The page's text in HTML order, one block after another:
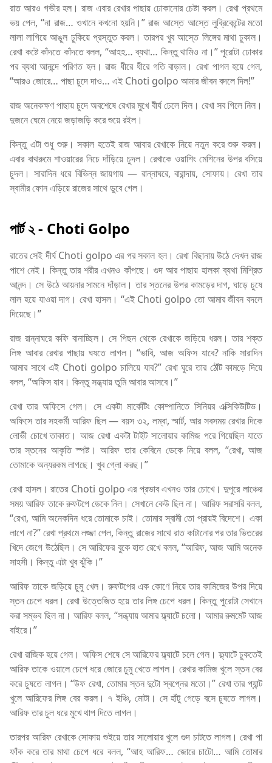
রাত আরও গভীর হল। রাজ এবার রেখার পাছায় ঢোকানোর চেষ্টা করল। রেখা প্রথমে
ভয় পেল, “না রাজ… ওখানে কখনো হয়নি।” রাজ আস্তে আস্তে লুব্রিকেন্টের মতো
লালা লাগিয়ে আঙুল ঢুকিয়ে প্রস্তুত করল। তারপর খুব আস্তে লিঙ্গের মাথা ঢুকাল।
রেখা কষ্টে কাঁদতে কাঁদতে বলল, “আহহ… ব্যথা… কিন্তু থামিও না।” পুরোটা ঢোকার
পর ব্যথা আনন্দে পরিণত হল। রাজ ধীরে ধীরে গতি বাড়াল। রেখা পাগল হয়ে গেল,
“আরও জোরে… পাছা চুদে দাও… এই Choti golpo আমার জীবন বদলে দিল!”
রাজ অনেকক্ষণ পাছায় চুদে অবশেষে রেখার মুখে বীর্য ঢেলে দিল। রেখা সব গিলে নিল।
দুজনে ঘেমে নেয়ে জড়াজড়ি করে শুয়ে রইল।
কিন্তু এটা শুধু শুরু। সকাল হতেই রাজ আবার রেখাকে নিয়ে নতুন করে শুরু করল।
এবার বাথরুমে শাওয়ারের নিচে দাঁড়িয়ে চুদল। রেখাকে ওয়াশিং মেশিনের উপর বসিয়ে
চুদল। সারাদিন ধরে বিভিন্ন জায়গায় — রান্নাঘরে, বারান্দায়, সোফায়। রেখা তার
স্বামীর ফোন এড়িয়ে রাজের সাথে ডুবে গেল।
পার্ট ২- Choti Golpo
রাতের সেই দীর্ঘ Choti golpo এর পর সকাল হল। রেখা বিছানায় উঠে দেখল রাজ
পাশে নেই। কিন্তু তার শরীর এখনও কাঁপছে। গুদ আর পাছায় হালকা ব্যথা মিশ্রিত
আনন্দ। সে উঠে আয়নার সামনে দাঁড়াল। তার স্তনের উপর কামড়ের দাগ, ঘাড়ে চুষে
লাল হয়ে যাওয়া দাগ। রেখা হাসল। “এই Choti golpo তো আমার জীবন বদলে
দিয়েছে।”
রাজ রান্নাঘরে কফি বানাচ্ছিল। সে পিছন থেকে রেখাকে জড়িয়ে ধরল। তার শক্ত
লিঙ্গ আবার রেখার পাছায় ঘষতে লাগল। “ভাবি, আজ অফিস যাবে? নাকি সারাদিন
আমার সাথে এই Choti golpo চালিয়ে যাব?” রেখা ঘুরে তার ঠোঁট কামড়ে দিয়ে
বলল, “অফিস যাব। কিন্তু সন্ধ্যায় তুমি আবার আসবে।”
রেখা তার অফিসে গেল। সে একটা মার্কেটিং কোম্পানিতে সিনিয়র এক্সিকিউটিভ।
অফিসে তার সহকর্মী আরিফ ছিল — বয়স ৩২, লম্বা, স্মার্ট, আর সবসময় রেখার দিকে
লোভী চোখে তাকাত। আজ রেখা একটা টাইট সালোয়ার কামিজ পরে গিয়েছিল যাতে
তার স্তনের আকৃতি স্পষ্ট। আরিফ তার কেবিনে ডেকে নিয়ে বলল, “রেখা, আজ
তোমাকে অন্যরকম লাগছে। খুব গ্লো করছ।”
রেখা হাসল। রাতের Choti golpo এর প্রভাব এখনও তার চোখে। দুপুরে লাঞ্চের
সময় আরিফ তাকে রুফটপে ডেকে নিল। সেখানে কেউ ছিল না। আরিফ সরাসরি বলল,
“রেখা, আমি অনেকদিন ধরে তোমাকে চাই। তোমার স্বামী তো প্রায়ই বিদেশে। একা
লাগে না?” রেখা প্রথমে লজ্জা পেল, কিন্তু রাজের সাথে রাত কাটানোর পর তার ভিতরের
খিদে জেগে উঠেছিল। সে আরিফের বুকে হাত রেখে বলল, “আরিফ, আজ আমি অনেক
সাহসী। কিন্তু এটা খুব ঝুঁকি।”
আরিফ তাকে জড়িয়ে চুমু খেল। রুফটপের এক কোণে নিয়ে তার কামিজের উপর দিয়ে
স্তন চেপে ধরল। রেখা উত্তেজিত হয়ে তার লিঙ্গ চেপে ধরল। কিন্তু পুরোটা সেখানে
করা সম্ভব ছিল না। আরিফ বলল, “সন্ধ্যায় আমার ফ্ল্যাটে চলো। আমার রুমমেট আজ
বাইরে।”
রেখা রাজিক হয়ে গেল। অফিস শেষে সে আরিফের ফ্ল্যাটে চলে গেল। ফ্ল্যাটে ঢুকতেই
আরিফ তাকে ওয়ালে চেপে ধরে জোরে চুমু খেতে লাগল। রেখার কামিজ খুলে স্তন বের
করে চুষতে লাগল। “উফ রেখা, তোমার স্তন দুটো স্বপ্নের মতো।” রেখা তার প্যান্ট
খুলে আরিফের লিঙ্গ বের করল। ৭ ইঞ্চি, মোটা। সে হাঁটু গেড়ে বসে চুষতে লাগল।
আরিফ তার চুল ধরে মুখে থাপ দিতে লাগল।
তারপর আরিফ রেখাকে সোফায় শুইয়ে তার সালোয়ার খুলে গুদ চাটতে লাগল। রেখা পা
ফাঁক করে তার মাথা চেপে ধরে বলল, “আহ আরিফ… জোরে চাটো… আমি তোমার